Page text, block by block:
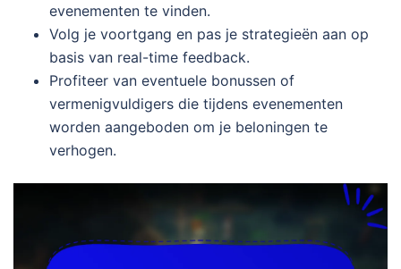
evenementen te vinden.
Volg je voortgang en pas je strategieën aan op
basis van real-time feedback.
Profiteer van eventuele bonussen of
vermenigvuldigers die tijdens evenementen
worden aangeboden om je beloningen te
verhogen.